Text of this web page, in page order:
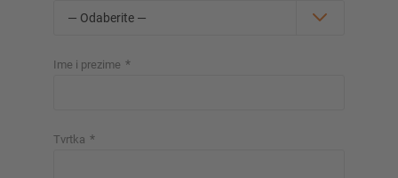
Ime i prezime *
Tvrtka *